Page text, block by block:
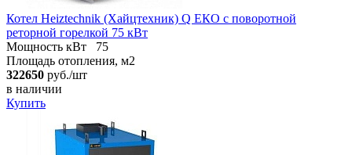
Котел Heiztechnik (Хайцтехник) Q ЕКO с поворотной
реторной горелкой 75 кВт
Мощность кВт
75
Площадь отопления, м2
322650 руб./шт
в наличии
Купить